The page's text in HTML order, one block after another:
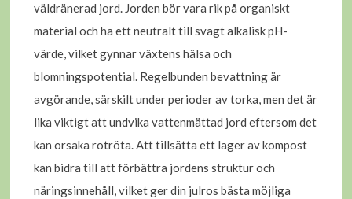
väldränerad jord. Jorden bör vara rik på organiskt
material och ha ett neutralt till svagt alkalisk pH-
värde, vilket gynnar växtens hälsa och
blomningspotential. Regelbunden bevattning är
avgörande, särskilt under perioder av torka, men det är
lika viktigt att undvika vattenmättad jord eftersom det
kan orsaka rotröta. Att tillsätta ett lager av kompost
kan bidra till att förbättra jordens struktur och
näringsinnehåll, vilket ger din julros bästa möjliga